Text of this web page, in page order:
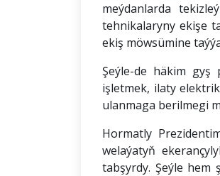
meýdanlarda
tehnikalaryny ekişe
ekiş möwsümine
Şeýle-de häkim gyş
işletmek, ilaty
ulanmaga berilmegi
Hormatly
welaýatyň
tabşyrdy. Şeýle